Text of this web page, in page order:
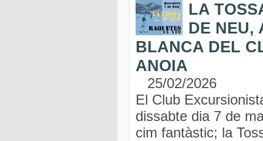
LA
DE NEU,
BLANCA DEL
ANOIA
25/02/2026
El Club
dissabte dia 7 de
cim fantàstic; la